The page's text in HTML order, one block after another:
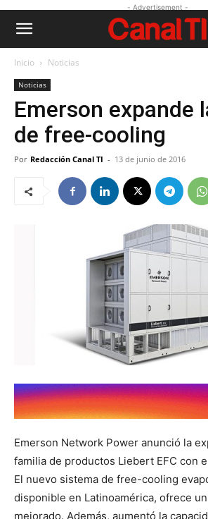
- Advertisement -
Inicio Noticias
Noticias
Emerson expande
de free-cooling
Por Redacción Canal TI - 13 de junio de 2016
Emerson Network Power anunció la
familia de productos Liebert EFC con
El nuevo sistema de free-cooling
disponible en Latinoamérica, ofrece
mejorado. Además, aumentó la